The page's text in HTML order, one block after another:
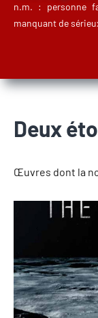
n.m. : personne
manquant de
Deux
Œuvres dont la